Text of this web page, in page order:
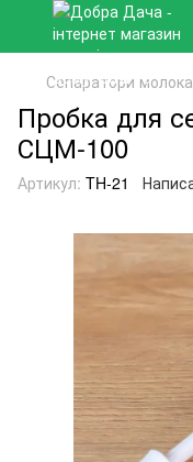
Сепаратори молока
Пробка для
СЦМ-100
Артикул: TH-21